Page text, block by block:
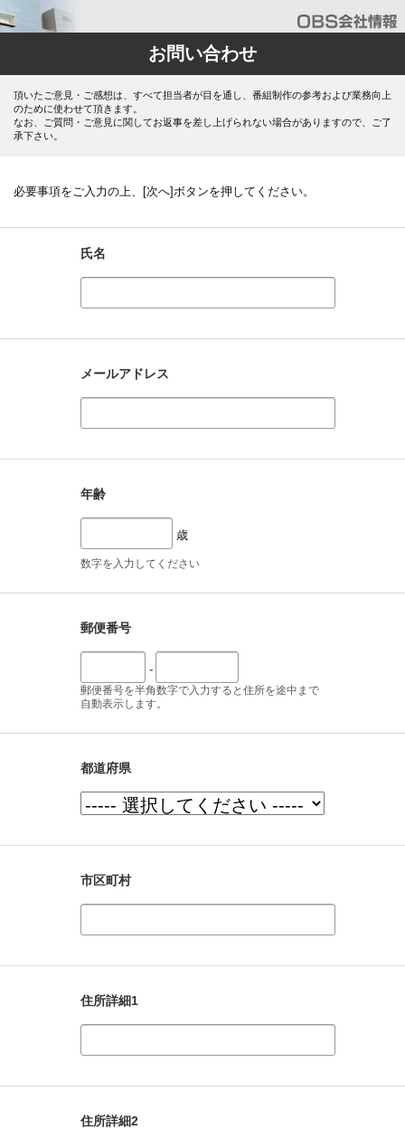
お問い合わせ
頂いたご意見・ご感想は、すべて担当者が目を通し、番組制作の参考および業務向上
のために使わせて頂きます。
なお、ご質問・ご意見に関してお返事を差し上げられない場合がありますので、ご了
承下さい。
必要事項をご入力の上、[次へ]ボタンを押してください。
氏名
メールアドレス
年齢
歳
数字を入力してください
郵便番号
-
郵便番号を半角数字で入力すると住所を途中まで
自動表示します。
都道府県
市区町村
住所詳細1
住所詳細2